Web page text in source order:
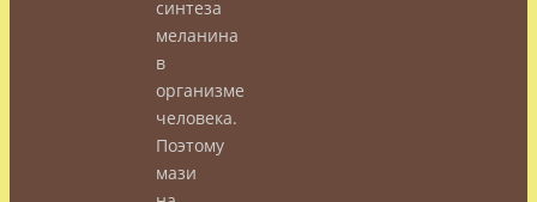
синтеза
меланина
в
организме
человека.
Поэтому
мази